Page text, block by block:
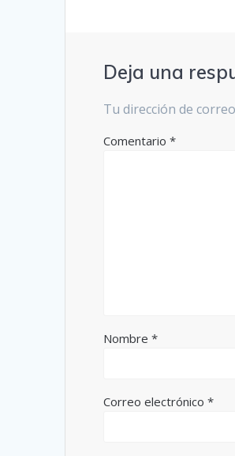
Deja una
Tu dirección de
Comentario*
Nombre*
Correo electrónico*